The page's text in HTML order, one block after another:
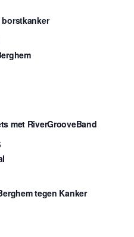
met RiverGrooveBand
tegen Kanker